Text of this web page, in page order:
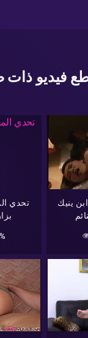
فيديو ذات
ينيك